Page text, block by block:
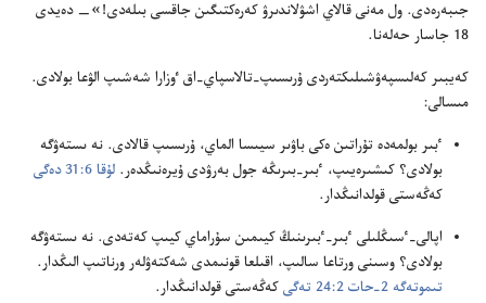
جىبە‌رە‌دى.‏ ول مە‌نى قالاي اشۋلاندىرۋ كە‌رە‌كتىگىن جاقسى بىلە‌دى!‏»—‏ دە‌يدى
18 جاسار حە‌لە‌نا.‏
كە‌يبىر كە‌لىسپە‌ۋشىلىكتە‌ردى ۇ‌رىسىپ-‏تالاسپاي-‏اق ٶزارا شە‌شىپ الۋعا بولادى.‏
مىسالى:‏
ٴ‌بىر بولمە‌دە تۇ‌راتىن ە‌كى باۋىر سيىسا الماي،‏ ۇ‌رىسىپ قالادى.‏ نە ىستە‌ۋگە
بولادى؟‏ كىشىرە‌يىپ،‏ ٴ‌بىر-‏بىرىڭە جول بە‌رۋدى ۇ‌يرە‌نىڭدە‌ر.‏ لۇ‌قا 6:‏31 دە‌گى
كە‌ڭە‌ستى قولدانىڭدار.‏
اپالى-‏ٴ‌سىڭلىلى ٴ‌بىر-‏ٴ‌بىرىنىڭ كيىمىن سۇ‌راماي كيىپ كە‌تە‌دى.‏ نە ىستە‌ۋگە
بولادى؟‏ وسىنى ورتاعا سالىپ،‏ اقىلعا قونىمدى شە‌كتە‌ۋلە‌ر ورناتىپ الىڭدار.‏
تىموتە‌گە 2-‏حات 2:‏24 تە‌گى
كە‌ڭە‌ستى قولدانىڭدار.‏